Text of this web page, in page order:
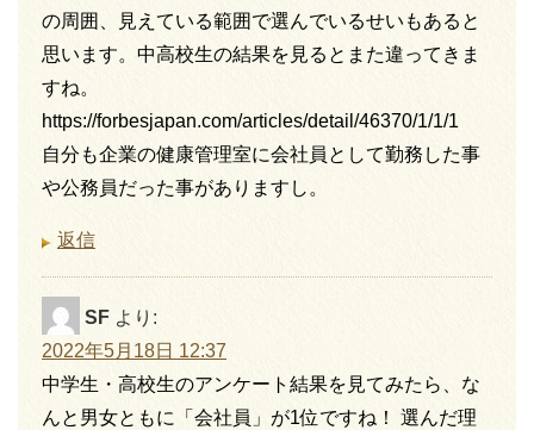
の周囲、見えている範囲で選んでいるせいもあると
思います。中高校生の結果を見るとまた違ってきま
すね。
https://forbesjapan.com/articles/detail/46370/1/1/1
自分も企業の健康管理室に会社員として勤務した事
や公務員だった事がありますし。
返信
SF より:
2022年5月18日 12:37
中学生・高校生のアンケート結果を見てみたら、な
んと男女ともに「会社員」が1位ですね！ 選んだ理